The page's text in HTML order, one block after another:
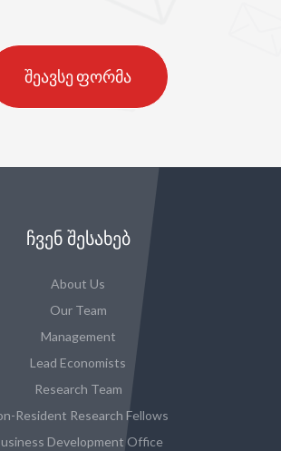
შეავსე ფორმა
ᲩᲕᲔᲜ ᲨᲔᲡᲐᲮᲔᲑ
About Us
Our Team
Management
Lead Economists
Research Team
Resident Research Fellows
Development Office